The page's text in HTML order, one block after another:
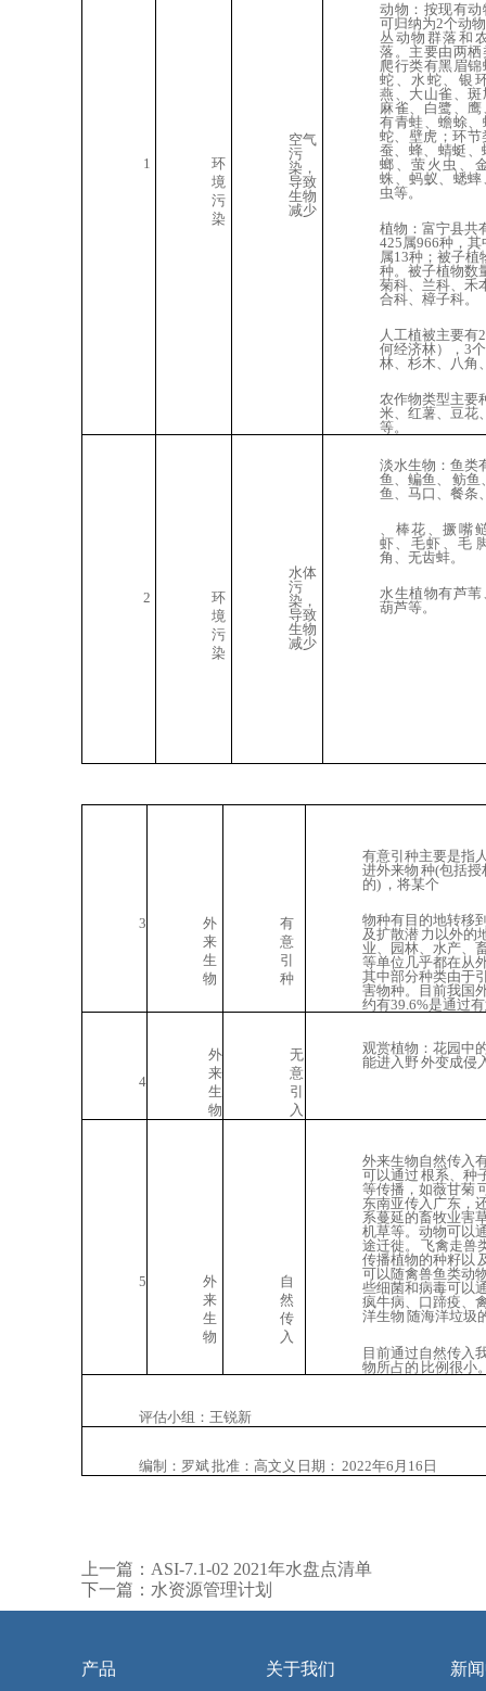
1
环
境
污
染
空气
污
染，
导致
生物
减少
动物：按现有
可归纳为2个动
丛动物群落和
落。主要由两
爬行类有黑眉
蛇、水蛇、银
燕、大山雀、
麻雀、白鹭、
有青蛙、蟾蜍
蛇、壁虎；环节
蚕、蜂、蜻蜓、
螂、萤火虫、
蛛、蚂蚁、蟋
虫等。
植物：富宁县共
425属966种，
属13种；被子植
种。 被子植物数
菊科、兰科、禾
合科、樟子科。
人工植被主要有
何经济林），3
林、杉木、八角
农作物类型主要
米、红薯、豆花
等。
2
环
境
污
染
水体
污
染，
导致
生物
减少
淡水生物：鱼类
鱼、鳊鱼、 鲂鱼
鱼、马口、餐条
、棒花、撅嘴
虾、毛虾、毛
角、无齿蚌。
水生植物有芦苇
葫芦等。
3
外
来
生
物
有
意
引
种
有意引种主要是指
进外来物 种(包括授
的) ，将某个
物种有目的地转移
及扩散潜 力以外的
业、园林、水产、
等单位几乎都在从
其中部分种类由于
害物种。目前我国
约有39.6%是通过
4
外
来
生
物
无
意
引
入
观赏植物：花园中
能进入野外变成侵
5
外
来
生
物
自
然
传
入
外来生物自然传入
可以通过 根系、种
等传播，如薇甘菊
东南亚传入广东，
系蔓延的畜牧业害
机草等。动物可以
途迁徙。 飞禽走兽
传播植物的种籽以
可以随禽兽鱼类动
些细菌和病毒可以
疯牛病、口蹄疫、
洋生物 随海洋垃圾
目前通过自然传入
物所占的 比例很小
评估小组： 王锐新
编制：罗斌批准： 高文义 日期： 2022年6月16日
上一篇： ASI-7.1-02 2021年水盘点清单
下一篇： 水资源管理计划
产品 关于我们 新